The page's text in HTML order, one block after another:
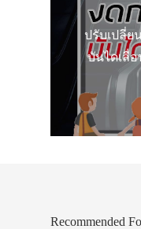
ปรับเปลี่
บันไดเลื่
Recommended